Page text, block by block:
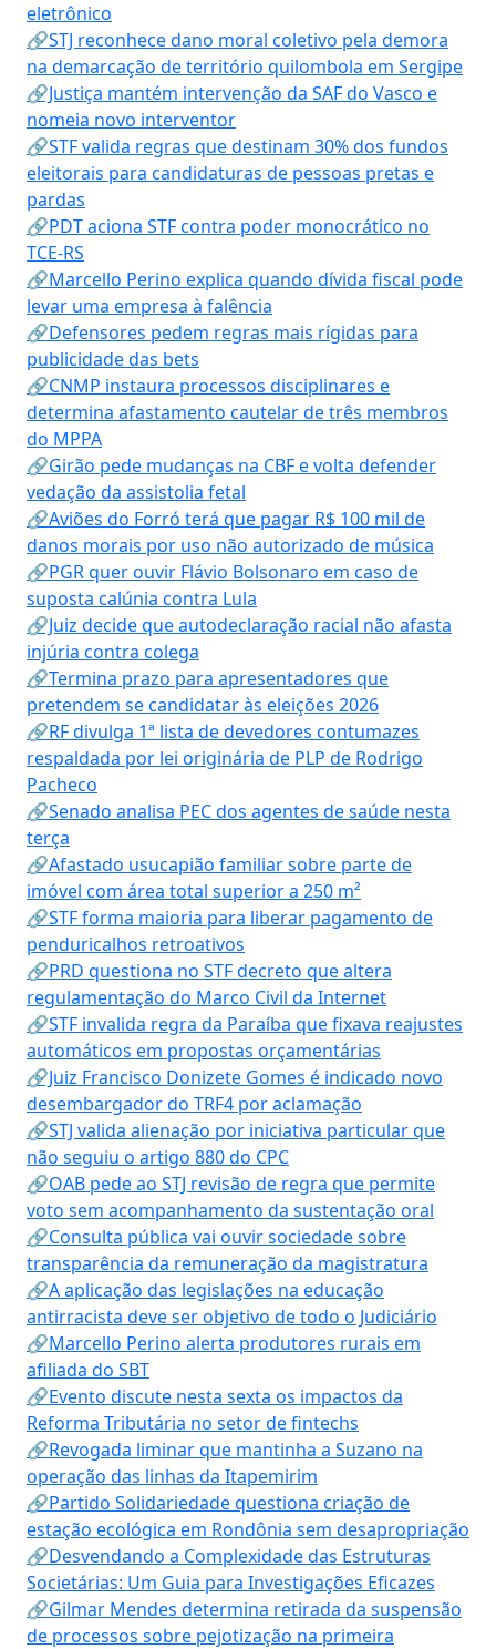
eletrônico
🔗STJ reconhece dano moral coletivo pela demora
na demarcação de território quilombola em Sergipe
🔗Justiça mantém intervenção da SAF do Vasco e
nomeia novo interventor
🔗STF valida regras que destinam 30% dos fundos
eleitorais para candidaturas de pessoas pretas e
pardas
🔗PDT aciona STF contra poder monocrático no
TCE-RS
🔗Marcello Perino explica quando dívida fiscal pode
levar uma empresa à falência
🔗Defensores pedem regras mais rígidas para
publicidade das bets
🔗CNMP instaura processos disciplinares e
determina afastamento cautelar de três membros
do MPPA
🔗Girão pede mudanças na CBF e volta defender
vedação da assistolia fetal
🔗Aviões do Forró terá que pagar R$ 100 mil de
danos morais por uso não autorizado de música
🔗PGR quer ouvir Flávio Bolsonaro em caso de
suposta calúnia contra Lula
🔗Juiz decide que autodeclaração racial não afasta
injúria contra colega
🔗Termina prazo para apresentadores que
pretendem se candidatar às eleições 2026
🔗RF divulga 1ª lista de devedores contumazes
respaldada por lei originária de PLP de Rodrigo
Pacheco
🔗Senado analisa PEC dos agentes de saúde nesta
terça
🔗Afastado usucapião familiar sobre parte de
imóvel com área total superior a 250 m²
🔗STF forma maioria para liberar pagamento de
penduricalhos retroativos
🔗PRD questiona no STF decreto que altera
regulamentação do Marco Civil da Internet
🔗STF invalida regra da Paraíba que fixava reajustes
automáticos em propostas orçamentárias
🔗Juiz Francisco Donizete Gomes é indicado novo
desembargador do TRF4 por aclamação
🔗STJ valida alienação por iniciativa particular que
não seguiu o artigo 880 do CPC
🔗OAB pede ao STJ revisão de regra que permite
voto sem acompanhamento da sustentação oral
🔗Consulta pública vai ouvir sociedade sobre
transparência da remuneração da magistratura
🔗A aplicação das legislações na educação
antirracista deve ser objetivo de todo o Judiciário
🔗Marcello Perino alerta produtores rurais em
afiliada do SBT
🔗Evento discute nesta sexta os impactos da
Reforma Tributária no setor de fintechs
🔗Revogada liminar que mantinha a Suzano na
operação das linhas da Itapemirim
🔗Partido Solidariedade questiona criação de
estação ecológica em Rondônia sem desapropriação
🔗Desvendando a Complexidade das Estruturas
Societárias: Um Guia para Investigações Eficazes
🔗Gilmar Mendes determina retirada da suspensão
de processos sobre pejotização na primeira